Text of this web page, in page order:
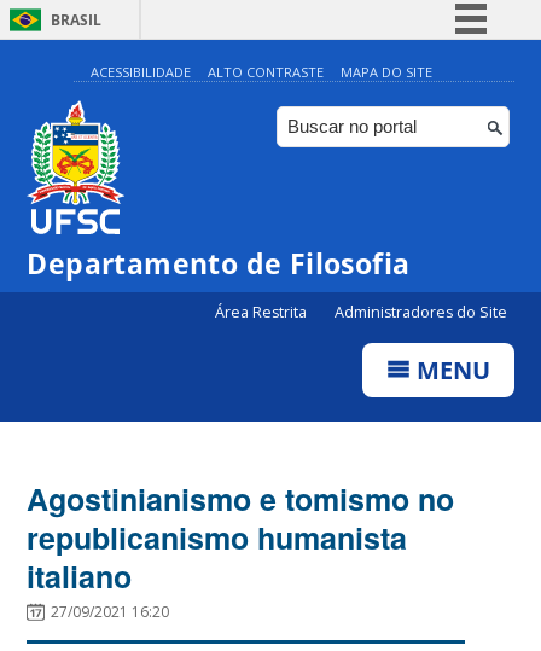
BRASIL
Simplifique!
Comunica BR
Participe
Canais
ACESSIBILIDADE ALTO CONTRASTE MAPA DO SITE
Departamento de Filosofia
Área Restrita Administradores do Site
MENU
Agostinianismo e tomismo no
republicanismo humanista
italiano
27/09/2021 16:20